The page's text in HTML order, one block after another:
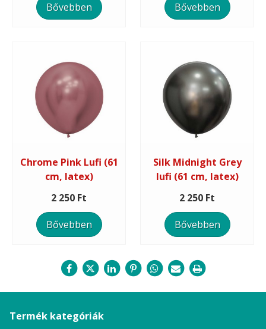
Bővebben Bővebben
Chrome Pink Lufi (61
cm, latex)
2 250 Ft
Bővebben
Silk Midnight Grey
lufi (61 cm, latex)
2 250 Ft
Bővebben
Termék kategóriák